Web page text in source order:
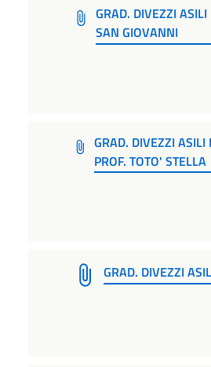
GRAD. DIVEZZI
SAN GIOVANNI
GRAD. DIVEZZI
PROF. TOTO' STELLA
GRAD. DIVEZZI